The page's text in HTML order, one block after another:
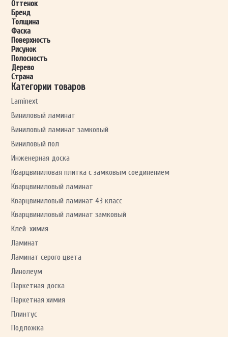
Оттенок
Бренд
Толщина
Фаска
Поверхность
Рисунок
Полосность
Дерево
Страна
Категории товаров
Laminext
Виниловый ламинат
Виниловый ламинат замковый
Виниловый пол
Инженерная доска
Кварцвиниловая плитка с замковым соединением
Кварцвиниловый ламинат
Кварцвиниловый ламинат 43 класс
Кварцвиниловый ламинат замковый
Клей-химия
Ламинат
Ламинат серого цвета
Линолеум
Паркетная доска
Паркетная химия
Плинтус
Подложка